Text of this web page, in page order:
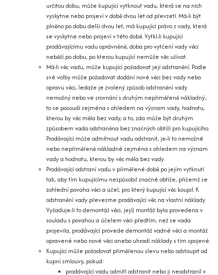
určitou dobu, může kupující vytknout vadu, která se na nich
vyskytne nebo projeví v době dvou let od převzetí. Má-li být
plněno po dobu delší dvou let, má kupující právo z vady, která
se vyskytne nebo projeví v této době. Vytkl-li kupující
prodávajícímu vadu oprávněně, doba pro vytčení vady věci
neběží po dobu, po kterou kupující nemůže věc užívat.
Má-li věc vadu, může kupující požadovat její odstranění. Podle
své volby může požadovat dodání nové věci bez vady nebo
opravu věci, ledaže je zvolený způsob odstranění vady
nemožný nebo ve srovnání s druhým nepřiměřeně nákladný;
to se posoudí zejména s ohledem na význam vady, hodnotu,
kterou by věc měla bez vady, a to, zda může být druhým
způsobem vada odstraněna bez značných obtíží pro kupujícího.
Prodávající může odmítnout vadu odstranit, je-li to nemožné
nebo nepřiměřeně nákladné zejména s ohledem na význam
vady a hodnotu, kterou by věc měla bez vady.
Prodávající odstraní vadu v přiměřené době po jejím vytknutí
tak, aby tím kupujícímu nezpůsobil značné obtíže, přičemž se
zohlední povaha věci a účel, pro který kupující věc koupil. K
odstranění vady převezme prodávající věc na vlastní náklady.
Vyžaduje-li to demontáž věci, jejíž montáž byla provedena v
souladu s povahou a účelem věci předtím, než se vada
projevila, prodávající provede demontáž vadné věci a montáž
opravené nebo nové věci anebo uhradí náklady s tím spojené.
Kupující může požadovat přiměřenou slevu nebo odstoupit od
kupní smlouvy, pokud:
prodávající vadu odmítl odstranit nebo ji neodstranil v